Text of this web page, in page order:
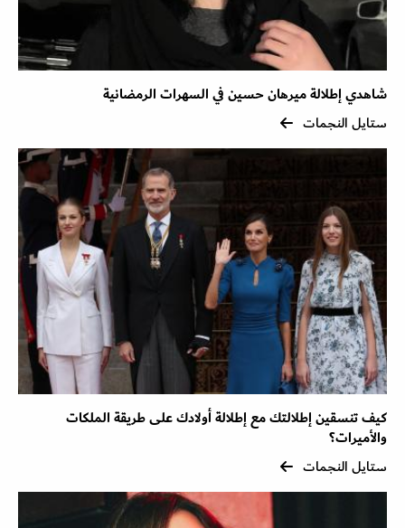
شاهدي إطلالة ميرهان حسين في السهرات الرمضانية
ستايل النجمات
كيف تنسقين إطلالتك مع إطلالة أولادك على طريقة الملكات
والأميرات؟
ستايل النجمات